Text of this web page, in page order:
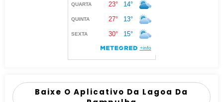
Baixe O Aplicativo Da Lagoa Da